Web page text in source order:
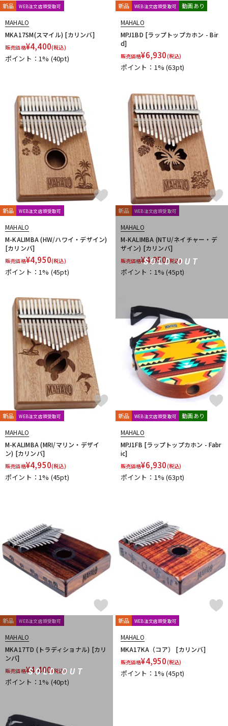
アンプ エフェクター
DTM
DTM オンライン納品 レコーディング機器
配信/ライブ機器 楽器アクセサリ
中古 ヴィンテージ
新品 WEB注文店頭受取可
MAHALO
MKA17SM(スマイル) [カリンバ]
販売価格¥4,400(税込)
ポイント：1% (40pt)
新品 WEB注文店頭受取可 動画あり
MAHALO
MPJ1BD [ラップトップカホン - Bir
d]
販売価格¥6,930(税込)
ポイント：1%(63pt)
新品 WEB注文店頭受取可
MAHALO
M-KALIMBA (HW/ハワイ・デザイン)
[カリンバ]
販売価格¥4,950(税込)
ポイント：1% (45pt)
SOLD OUT
新品 WEB注文店頭受取可
MAHALO
M-KALIMBA (NTU/ネイチャー・デ
ザイン) [カリンバ]
販売価格¥4,950(税込)
ポイント：1%(45pt)
新品 WEB注文店頭受取可
MAHALO
M-KALIMBA (MRI/マリン・デザイ
ン) [カリンバ]
販売価格¥4,950(税込)
ポイント：1% (45pt)
新品 WEB注文店頭受取可 動画あり
MAHALO
MPJ1FB [ラップトップカホン - Fabr
ic]
販売価格¥6,930(税込)
ポイント：1%(63pt)
SOLD OUT
新品 WEB注文店頭受取可
MAHALO
MKA17TD (トラディショナル) [カリ
ンバ]
販売価格¥4,400(税込)
ポイント：1% (40pt)
新品 WEB注文店頭受取可
MAHALO
MKA17KA（コア） [カリンバ]
販売価格¥4,950(税込)
ポイント：1%(45pt)